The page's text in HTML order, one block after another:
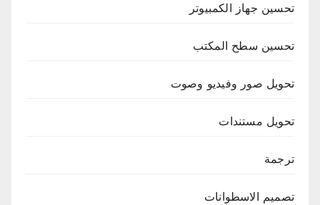
تحسين جهاز الكمبيوتر
تحسين سطح المكتب
تحويل صور وفيديو وصوت
تحويل مستندات
ترجمة
تصميم الاسطوانات